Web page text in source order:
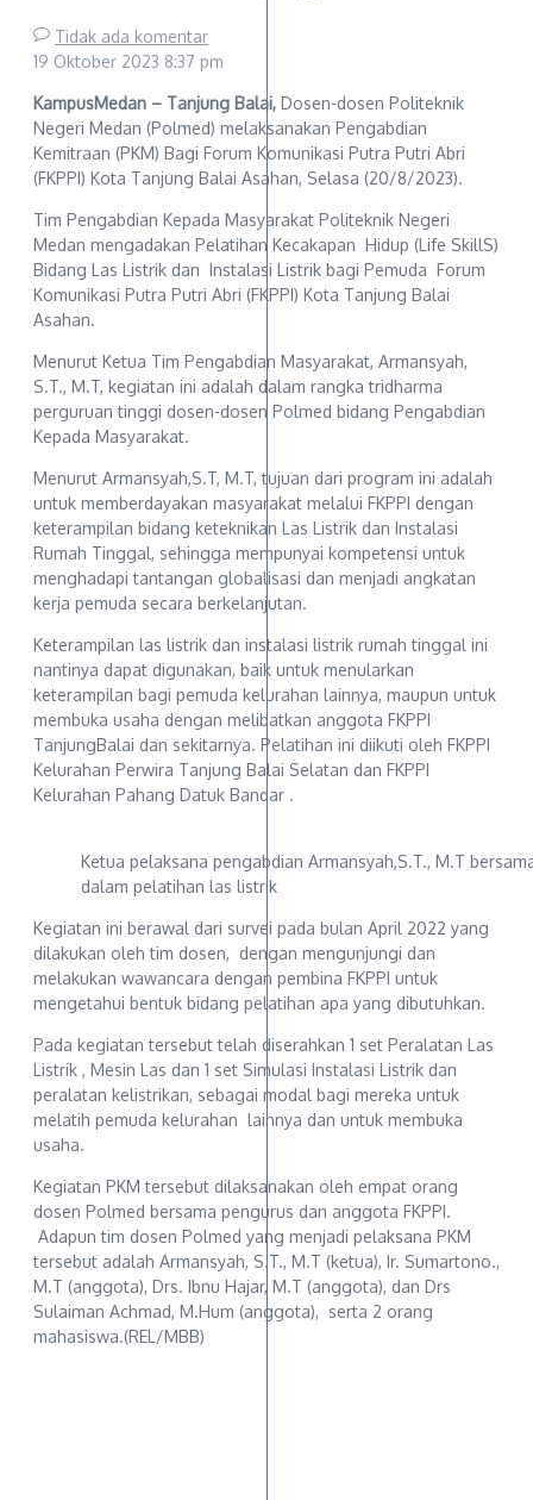
Tidak ada komentar
19 Oktober 2023 8:37 pm
KampusMedan – Tanjung Balai, Dosen-dosen Politeknik
Negeri Medan (Polmed) melaksanakan Pengabdian
Kemitraan (PKM) Bagi Forum Komunikasi Putra Putri Abri
(FKPPI) Kota Tanjung Balai Asahan, Selasa (20/8/2023).
Tim Pengabdian Kepada Masyarakat Politeknik Negeri
Medan mengadakan Pelatihan Kecakapan Hidup (Life SkillS)
Bidang Las Listrik dan Instalasi Listrik bagi Pemuda Forum
Komunikasi Putra Putri Abri (FKPPI) Kota Tanjung Balai
Asahan.
Menurut Ketua Tim Pengabdian Masyarakat, Armansyah,
S.T., M.T, kegiatan ini adalah dalam rangka tridharma
perguruan tinggi dosen-dosen Polmed bidang Pengabdian
Kepada Masyarakat.
Menurut Armansyah,S.T, M.T, tujuan dari program ini adalah
untuk memberdayakan masyarakat melalui FKPPI dengan
keterampilan bidang keteknikan Las Listrik dan Instalasi
Rumah Tinggal, sehingga mempunyai kompetensi untuk
menghadapi tantangan globalisasi dan menjadi angkatan
kerja pemuda secara berkelanjutan.
Keterampilan las listrik dan instalasi listrik rumah tinggal ini
nantinya dapat digunakan, baik untuk menularkan
keterampilan bagi pemuda kelurahan lainnya, maupun untuk
membuka usaha dengan melibatkan anggota FKPPI
TanjungBalai dan sekitarnya. Pelatihan ini diikuti oleh FKPPI
Kelurahan Perwira Tanjung Balai Selatan dan FKPPI
Kelurahan Pahang Datuk Bandar .
Ketua pelaksana pengabdian Armansyah,S.T., M.T
dalam pelatihan las listrik
Kegiatan ini berawal dari survei pada bulan April 2022 yang
dilakukan oleh tim dosen, dengan mengunjungi dan
melakukan wawancara dengan pembina FKPPI untuk
mengetahui bentuk bidang pelatihan apa yang dibutuhkan.
Pada kegiatan tersebut telah diserahkan 1 set Peralatan Las
Listrik , Mesin Las dan 1 set Simulasi Instalasi Listrik dan
peralatan kelistrikan, sebagai modal bagi mereka untuk
melatih pemuda kelurahan lainnya dan untuk membuka
usaha.
Kegiatan PKM tersebut dilaksanakan oleh empat orang
dosen Polmed bersama pengurus dan anggota FKPPI.
Adapun tim dosen Polmed yang menjadi pelaksana PKM
tersebut adalah Armansyah, S.T., M.T (ketua), Ir. Sumartono.,
M.T (anggota), Drs. Ibnu Hajar, M.T (anggota), dan Drs
Sulaiman Achmad, M.Hum (anggota), serta 2 orang
mahasiswa.(REL/MBB)